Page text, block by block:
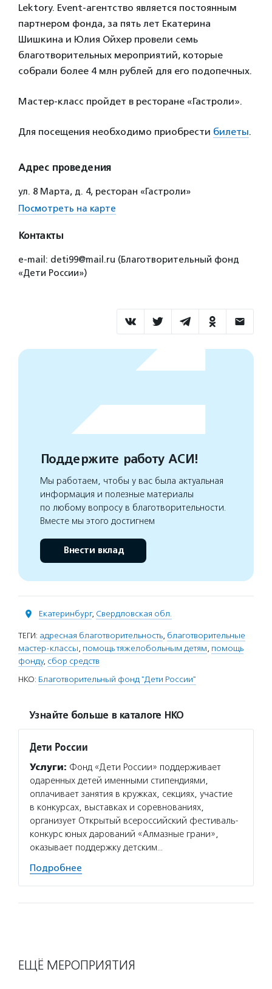
Lektory. Event-агентство является постоянным
партнером фонда, за пять лет Екатерина
Шишкина и Юлия Ойхер провели семь
благотворительных мероприятий, которые
собрали более 4 млн рублей для его подопечных.
Мастер-класс пройдет в ресторане «Гастроли».
Для посещения необходимо приобрести билеты.
Адрес проведения
ул. 8 Марта, д. 4, ресторан «Гастроли»
Посмотреть на карте
Контакты
e-mail: deti99@mail.ru (Благотворительный фонд
«Дети России»)
Поддержите работу АСИ!
Мы работаем, чтобы у вас была актуальная
информация и полезные материалы
по любому вопросу в благотворительности.
Вместе мы этого достигнем
Внести вклад
Екатеринбург, Свердловская обл.
ТЕГИ: адресная благотворительность, благотворительные
мастер-классы, помощь тяжелобольным детям, помощь
фонду, сбор средств
НКО: Благотворительный фонд "Дети России"
Узнайте больше в каталоге НКО
Дети России
Услуги: Фонд «Дети России» поддерживает
одаренных детей именными стипендиями,
оплачивает занятия в кружках, секциях, участие
в конкурсах, выставках и соревнованиях,
организует Открытый всероссийский фестиваль-
конкурс юных дарований «Алмазные грани»,
оказывает поддержку детским…
Подробнее
ЕЩЁ МЕРОПРИЯТИЯ